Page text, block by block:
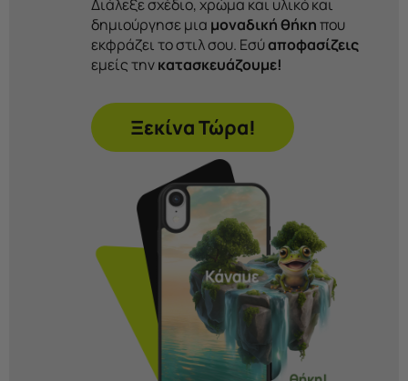
Διάλεξε σχέδιο, χρώμα και υλικό και
δημιούργησε μια μοναδική θήκηπου
εκφράζει το στιλ σου. Εσύαποφασίζεις
εμείς τηνκατασκευάζουμε!
Ξεκίνα Τώρα!